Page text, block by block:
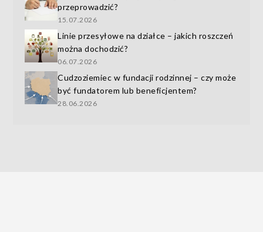
przeprowadzić?
15.07.2026
Linie przesyłowe na działce – jakich roszczeń
można dochodzić?
06.07.2026
Cudzoziemiec w fundacji rodzinnej – czy może
być fundatorem lub beneficjentem?
28.06.2026